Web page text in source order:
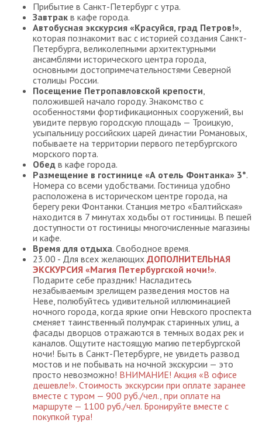
Прибытие в Санкт-Петербург с утра.
Завтрак в кафе города.
Автобусная экскурсия «Красуйся, град Петров!»,
которая познакомит вас с историей создания Санкт-
Петербурга, великолепными архитектурными
ансамблями исторического центра города,
основными достопримечательностями Северной
столицы России.
Посещение Петропавловской крепости,
положившей начало городу. Знакомство с
особенностями фортификационных сооружений, вы
увидите первую городскую площадь — Троицкую,
усыпальницу российских царей династии Романовых,
побываете на территории первого петербургского
морского порта.
Обед в кафе города.
Размещение в гостинице «А отель Фонтанка» 3*.
Номера со всеми удобствами. Гостиница удобно
расположена в историческом центре города, на
берегу реки Фонтанки. Станция метро «Балтийская»
находится в 7 минутах ходьбы от гостиницы. В пешей
доступности от гостиницы многочисленные магазины
и кафе.
Время для отдыха. Свободное время.
23.00 - Для всех желающих ДОПОЛНИТЕЛЬНАЯ
ЭКСКУРСИЯ «Магия Петербургской ночи!».
Подарите себе праздник! Насладитесь
незабываемым зрелищем разведения мостов на
Неве, полюбуйтесь удивительной иллюминацией
ночного города, когда яркие огни Невского проспекта
сменяет таинственный полумрак старинных улиц, а
фасады дворцов отражаются в темных водах рек и
каналов. Ощутите настоящую магию петербургской
ночи! Быть в Санкт-Петербурге, не увидеть развод
мостов и не побывать на ночной экскурсии — это
просто невозможно! ВНИМАНИЕ! Акция «В офисе
дешевле!». Стоимость экскурсии при оплате заранее
вместе с туром — 900 руб./чел., при оплате на
маршруте — 1100 руб./чел. Бронируйте вместе с
покупкой тура!